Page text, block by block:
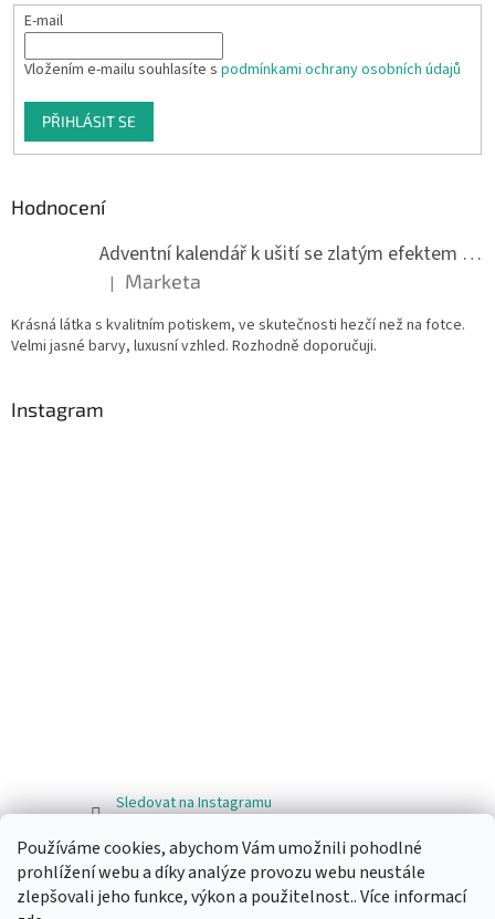
Používáme cookies, abychom Vám umožnili pohodlné
prohlížení webu a díky analýze provozu webu neustále
zlepšovali jeho funkce, výkon a použitelnost.. Více informací
E-mail
Vložením e-mailu souhlasíte s podmínkami ochrany osobních údajů
PŘIHLÁSIT SE
Hodnocení
Adventní kalendář k ušití se zlatým efektem 042Q
Hodnocení produktu je 5 z 5 hvězdiček.
| Marketa
Krásná látka s kvalitním potiskem, ve skutečnosti hezčí než na fotce.
Velmi jasné barvy, luxusní vzhled. Rozhodně doporučuji.
Instagram
Sledovat na Instagramu
Facebook